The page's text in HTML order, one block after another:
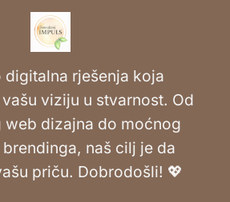
digitalna rješenja koja
viziju u stvarnost. Od
web dizajna do moćnog
naš cilj je da
priču. Dobrodošli! 💖